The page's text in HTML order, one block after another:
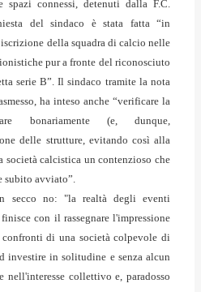
connessi, detenuti dalla F.C.
del sindaco è stata fatta “in
della squadra di calcio nelle
pur a fronte del riconosciuto
serie B”. Il sindaco tramite la nota
ha inteso anche “verificare la
bonariamente (e, dunque,
delle strutture, evitando così alla
società calcistica un contenzioso che
subito avviato”.
secco no: "la realtà degli eventi
con il rassegnare l'impressione
di una società colpevole di
investire in solitudine e senza alcun
nell'interesse collettivo e, paradosso